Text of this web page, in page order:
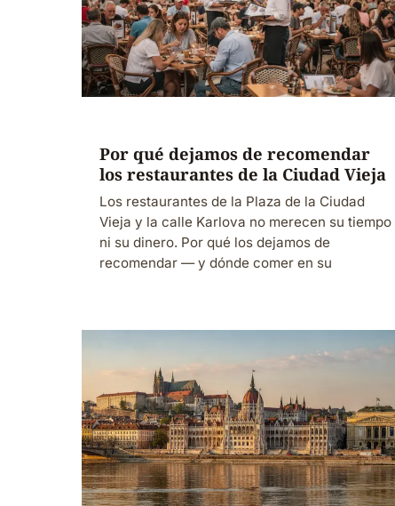
Por qué dejamos de recomendar
los restaurantes de la Ciudad Vieja
Los restaurantes de la Plaza de la Ciudad
Vieja y la calle Karlova no merecen su tiempo
ni su dinero. Por qué los dejamos de
recomendar — y dónde comer en su